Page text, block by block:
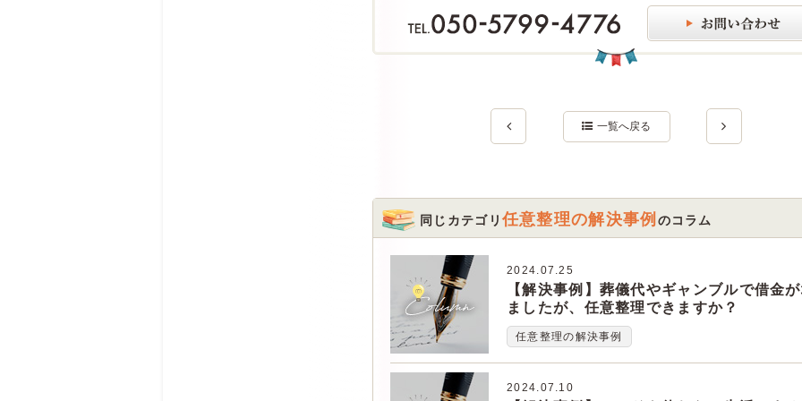
一覧へ戻る
同じカテゴリ 任意整理の解決事例 のコラム
2024.07.25
【解決事例】葬儀代やギャンブルで借金
ましたが、任意整理できますか？
任意整理の解決事例
2024.07.10